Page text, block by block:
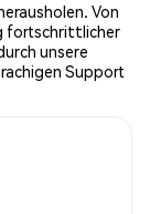
Von
fortschrittlicher
unsere
Support